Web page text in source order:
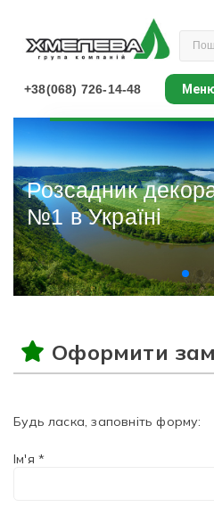
+38(068) 726-14-48
Розсадник
№1 в Україні
Оформити
Будь ласка, заповніть форму:
Ім'я *